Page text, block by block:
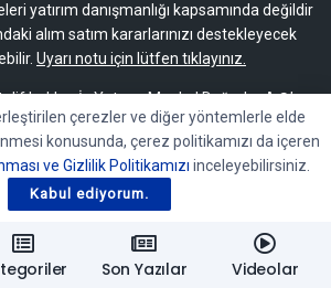
yatırım danışmanlığı kapsamında değildir
alım satım kararlarınızı destekleyecek
Uyarı notu için lütfen tıklayınız.
hakları İş Yatırım Menkul Değerler A.Ş.’ye
olmaksızın başkaları tarafından
veya tamamen çoğaltılamaz,
veya değiştirilemez.
çerezler ve diğer yöntemlerle elde
konusunda, çerez politikamızı da içeren
ve Gizlilik Politikamızı inceleyebilirsiniz.
Kabul ediyorum.
Son Yazılar Videolar